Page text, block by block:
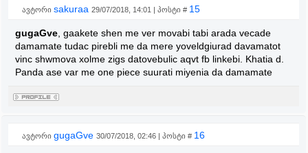
ავტორი sakuraa 29/07/2018, 14:01 | პოსტი # 15
gugaGve , gaakete shen me ver movabi tabi arada vecade
damamate tudac pirebli me da mere yoveldgiurad davamatot
vinc shwmova xolme zigs datovebulic aqvt fb linkebi. Khatia d.
Panda ase var me one piece suurati miyenia da damamate
ავტორი gugaGve 30/07/2018, 02:46 | პოსტი # 16